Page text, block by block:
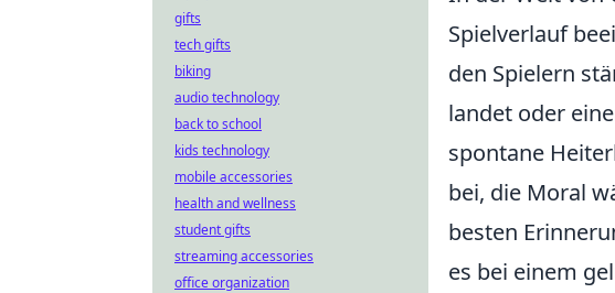
Spielverlauf
den Spielern
landet oder
spontane
bei, die Moral
besten
es bei einem
gifts
tech gifts
biking
audio technology
back to school
kids technology
mobile accessories
health and wellness
student gifts
streaming accessories
office organization